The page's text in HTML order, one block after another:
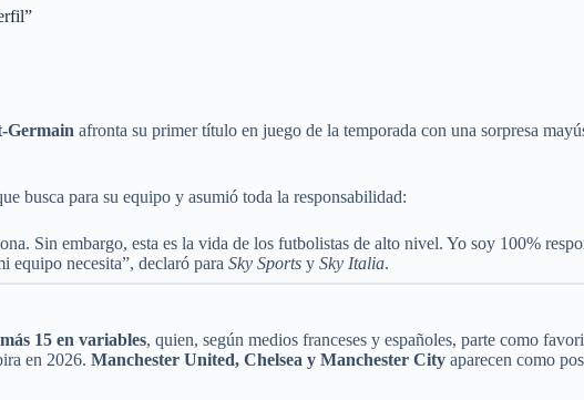
Germain afronta su primer título en juego de la temporada con una sorpresa
busca para su equipo y asumió toda la responsabilidad:
Sin embargo, esta es la vida de los futbolistas de alto nivel. Yo soy 100%
equipo necesita”, declaró para Sky Sports y Sky Italia.
15 en variables, quien, según medios franceses y españoles, parte como
en 2026. Manchester United, Chelsea y Manchester City aparecen como